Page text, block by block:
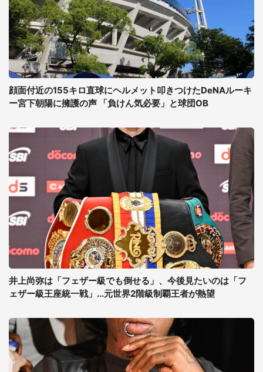
顔面付近の155キロ直球にヘルメット叩きつけたDeNAルーキ
ー宮下朝陽に擁護の声 「負けん気必要」と球団OB
井上尚弥は「フェザー級でも倒せる」、今後見たいのは「フ
ェザー級王座統一戦」...元世界2階級制覇王者が熱望